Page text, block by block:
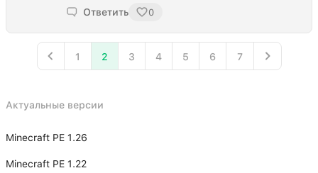
Ответить 0
1 2 3 4 5 6 7
Актуальные версии
Minecraft PE 1.26
Minecraft PE 1.22